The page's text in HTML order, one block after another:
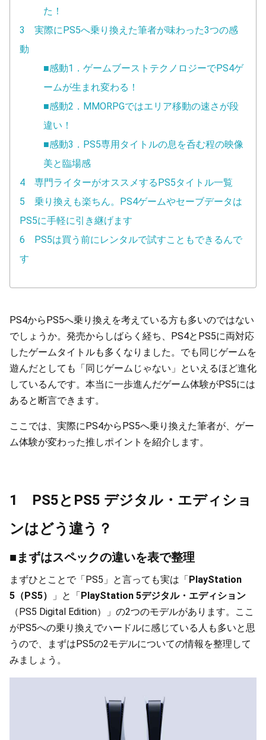
た！
3 実際にPS5へ乗り換えた筆者が味わった3つの感
動
■感動1．ゲームブーストテクノロジーでPS4ゲ
ームが生まれ変わる！
■感動2．MMORPGではエリア移動の速さが段
違い！
■感動3．PS5専用タイトルの息を呑む程の映像
美と臨場感
4 専門ライターがオススメするPS5タイトル一覧
5 乗り換えも楽ちん。PS4ゲームやセーブデータは
PS5に手軽に引き継げます
6 PS5は買う前にレンタルで試すこともできるんで
す
PS4からPS5へ乗り換えを考えている方も多いのではない
でしょうか。発売からしばらく経ち、PS4とPS5に両対応
したゲームタイトルも多くなりました。でも同じゲームを
遊んだとしても「同じゲームじゃない」といえるほど進化
しているんです。本当に一歩進んだゲーム体験がPS5には
あると断言できます。
ここでは、実際にPS4からPS5へ乗り換えた筆者が、ゲー
ム体験が変わった推しポイントを紹介します。
1 PS5とPS5 デジタル・エディショ
ンはどう違う？
■まずはスペックの違いを表で整理
まずひとことで「PS5」と言っても実は「PlayStation
5（PS5）
」と「PlayStation 5デジタル・エディション
（PS5 Digital Edition）」の2つのモデルがあります。ここ
がPS5への乗り換えでハードルに感じている人も多いと思
うので、まずはPS5の2モデルについての情報を整理して
みましょう。